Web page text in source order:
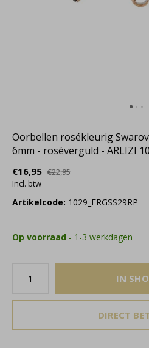
Oorbellen rosékleurig
6mm - roséverguld - ARLIZI
€16,95 €22,95
Incl. btw
Artikelcode: 1029_ERGSS29RP
Op voorraad - 1-3 werkdagen
IN
DIRECT